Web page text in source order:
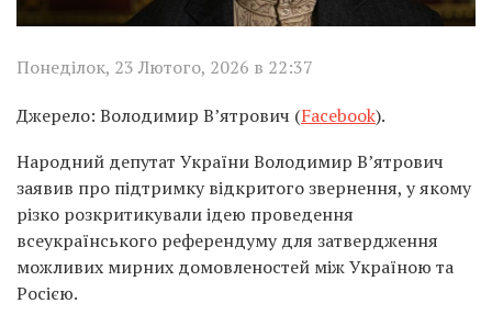
Понеділок, 23 Лютого, 2026 в 22:37
Джерело: Володимир В’ятрович (Facebook).
Народний депутат УкраїниВолодимир В’ятрович
заявив про підтримку відкритого звернення, у якому
різко розкритикували ідею проведення
всеукраїнського референдуму для затвердження
можливих мирних домовленостей між Україною та
Росією.